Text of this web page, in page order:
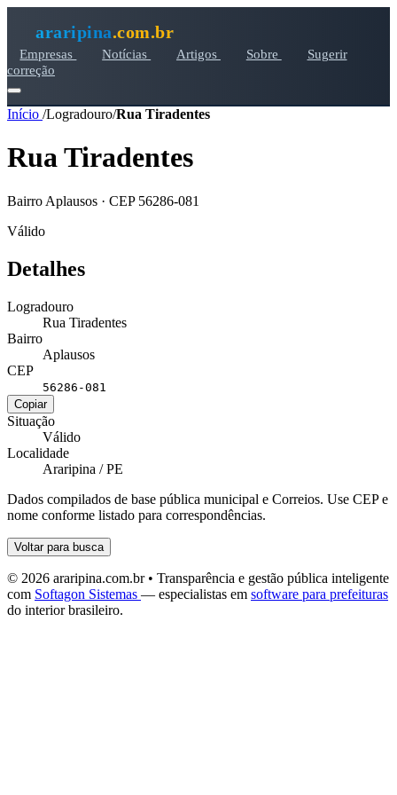
araripina.com.br
Empresas Notícias Artigos Sobre
Sugerir
correção
Início /Logradouro/Rua Tiradentes
Rua Tiradentes
Bairro Aplausos · CEP 56286-081
Válido
Detalhes
Logradouro
Rua Tiradentes
Bairro
Aplausos
CEP
56286-081
Copiar
Situação
Válido
Localidade
Araripina / PE
Dados compilados de base pública municipal e Correios. Use CEP e
nome conforme listado para correspondências.
Voltar para busca
© 2026 araripina.com.br • Transparência e gestão pública inteligente
com Softagon Sistemas — especialistas em software para prefeituras
do interior brasileiro.